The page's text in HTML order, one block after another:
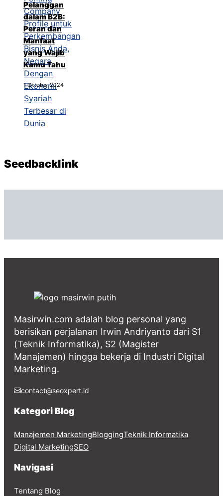
Pelanggan
dalam B2B:
Peran dan
Manfaat
yang Wajib
Kamu Tahu
1 Oktober 2024
Seedbacklink
Masirwin.com adalah blog personal yang
berisikan perjalanan Irwin Andriyanto dari S1
(Teknik Informatika), S2 (Magister
Manajemen) hingga bekerja di Industri Digital
Marketing.
contact@seoxpert.id
Kategori Blog
Manajemen MarketingBloggingTeknik Informatika
Digital MarketingSEO
Navigasi
Tentang Blog